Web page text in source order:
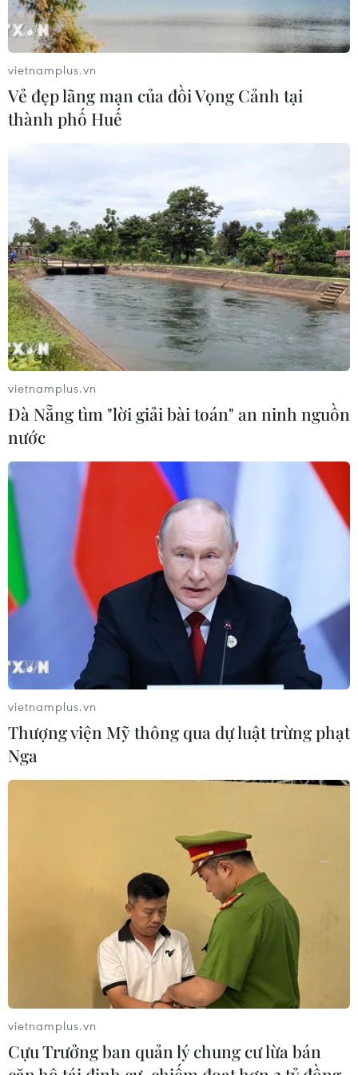
Canh tác biển - động lực mới cho
kinh tế biển Việt Nam
Giá vàng hướng tới tuần tăng mạnh
Hạn hán nghiêm trọng đe dọa "huyết
mạch" kinh tế châu Âu
07/08/2026 07:58
Để trái sầu riêng đáp ứng yêu cầu
xuất khẩu bền vững
07/08/2026 07:34
Tây Ninh thúc đẩy bình dân học vụ
số, tạo động lực phát triển kinh tế số
07/08/2026 07:17
Hàn Quốc đầu tư xây “Thung lũng
K-Vietnam” gắn với hậu duệ dòng họ
07/08/2026 06:30
Tổng Biên tập: TRẦN TIẾN DUẨN
Phó Tổng Biên tập: NGUYỄN THỊ TÁM, KHÚC THANH
Quy định sử dụng
Hỗ trợ
Ngôn ngữ
TTXVN
Dịch vụ tin
Liên hệ
vietnamplus.vn
Vẻ đẹp lãng mạn của đồi Vọng Cảnh tại
thành phố Huế
vietnamplus.vn
Đà Nẵng tìm "lời giải bài toán" an ninh nguồn
nước
vietnamplus.vn
Thượng viện Mỹ thông qua dự luật trừng phạt
Nga
vietnamplus.vn
Cựu Trưởng ban quản lý chung cư lừa bán